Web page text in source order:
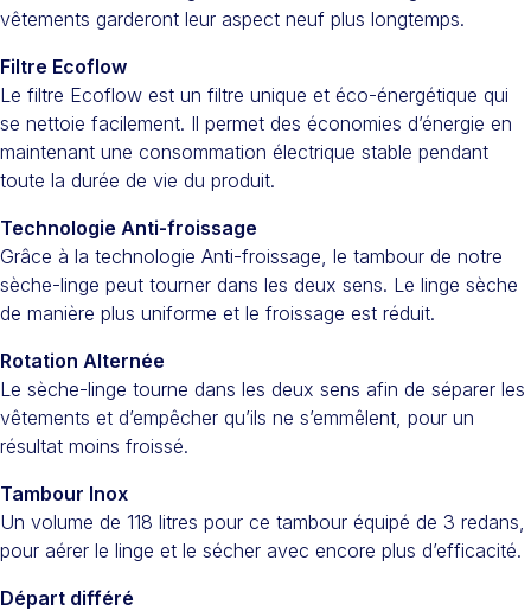
vêtements garderont leur aspect neuf plus longtemps.
Filtre Ecoflow
Le filtre Ecoflow est un filtre unique et éco-énergétique qui
se nettoie facilement. Il permet des économies d’énergie en
maintenant une consommation électrique stable pendant
toute la durée de vie du produit.
Technologie Anti-froissage
Grâce à la technologie Anti-froissage, le tambour de notre
sèche-linge peut tourner dans les deux sens. Le linge sèche
de manière plus uniforme et le froissage est réduit.
Rotation Alternée
Le sèche-linge tourne dans les deux sens afin de séparer les
vêtements et d’empêcher qu’ils ne s’emmêlent, pour un
résultat moins froissé.
Tambour Inox
Un volume de 118 litres pour ce tambour équipé de 3 redans,
pour aérer le linge et le sécher avec encore plus d’efficacité.
Départ différé